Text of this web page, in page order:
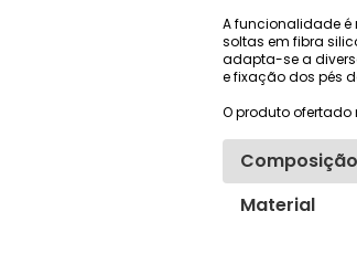
A funcionalidade é
soltas em fibra
adapta-se a
e fixação dos pés
O produto
Composição
Material